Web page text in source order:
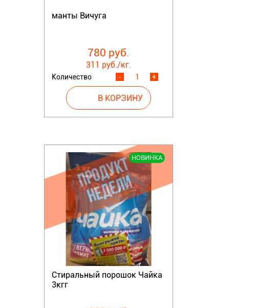
манты Вичуга
780 руб.
311 руб./кг.
Количество +
-
НОВИНКА
Стиральный порошок Чайка
3кгг